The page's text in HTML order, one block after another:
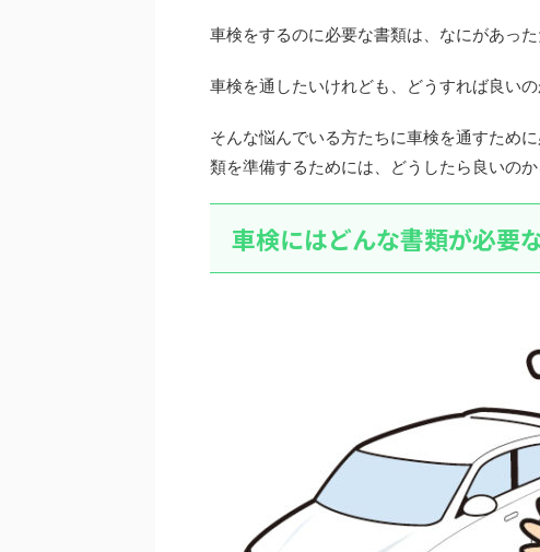
車検をするのに必要な書類は、なにがあっ
車検を通したいけれども、どうすれば良い
そんな悩んでいる方たちに車検を通すため
類を準備するためには、どうしたら良いのか
車検にはどんな書類が必要